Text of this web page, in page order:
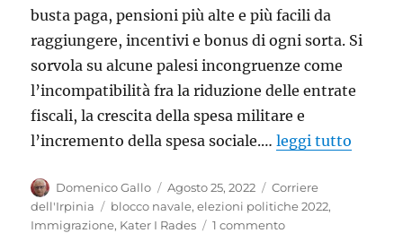
busta paga, pensioni più alte e più facili da
raggiungere, incentivi e bonus di ogni sorta. Si
sorvola su alcune palesi incongruenze come
l’incompatibilità fra la riduzione delle entrate
fiscali, la crescita della spesa militare e
l’incremento della spesa sociale.…leggi tutto
Autore
Domenico Gallo
Pubblicato
il
Agosto 25, 2022 Categorie
Corriere
dell'Irpinia
Tag
blocco navale,elezioni politiche 2022,
Immigrazione, Kater I Rades 1 commentosu